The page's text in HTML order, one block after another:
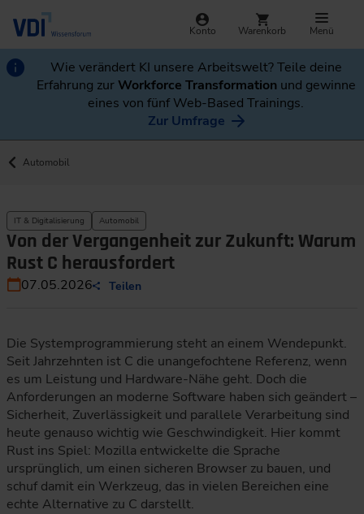
Konto Warenkorb Menü
Wie verändert KI unsere Arbeitswelt? Teile deine
Erfahrung zurWorkforce Transformation und gewinne
eines von fünf Web-Based Trainings.
Zur Umfrage
Automobil
IT & Digitalisierung Automobil
Von der Vergangenheit zur Zukunft: Warum
Rust C herausfordert
07.05.2026 Teilen
Die Systemprogrammierung steht an einem Wendepunkt.
Seit Jahrzehnten ist C die unangefochtene Referenz, wenn
es um Leistung und Hardware-Nähe geht. Doch die
Anforderungen an moderne Software haben sich geändert –
Sicherheit, Zuverlässigkeit und parallele Verarbeitung sind
heute genauso wichtig wie Geschwindigkeit. Hier kommt
Rust ins Spiel: Mozilla entwickelte die Sprache
ursprünglich, um einen sicheren Browser zu bauen, und
schuf damit ein Werkzeug, das in vielen Bereichen eine
echte Alternative zu C darstellt.